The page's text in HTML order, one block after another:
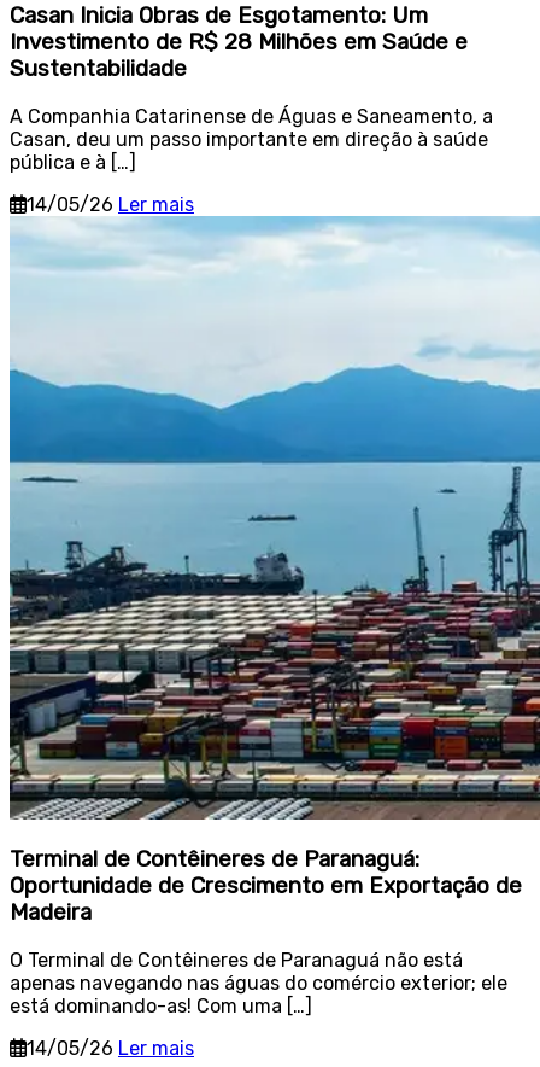
Casan Inicia Obras de Esgotamento: Um
Investimento de R$ 28 Milhões em Saúde e
Sustentabilidade
A Companhia Catarinense de Águas e Saneamento, a
Casan, deu um passo importante em direção à saúde
pública e à […]
14/05/26 Ler mais
Terminal de Contêineres de Paranaguá:
Oportunidade de Crescimento em Exportação de
Madeira
O Terminal de Contêineres de Paranaguá não está
apenas navegando nas águas do comércio exterior; ele
está dominando-as! Com uma […]
14/05/26 Ler mais